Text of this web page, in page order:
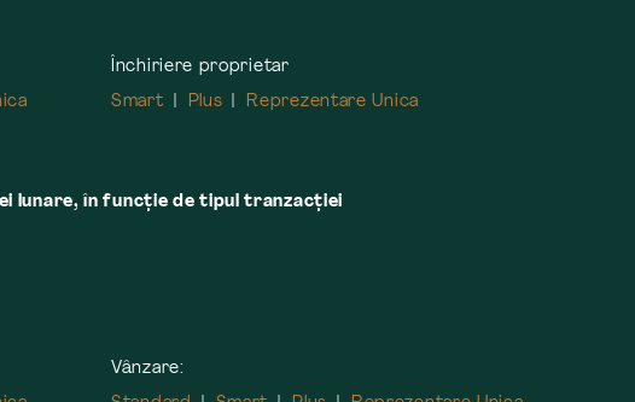
Închiriere proprietar
Smart
Plus Reprezentare Unica
lunare, în funcție de tipul tranzacției
Vânzare: